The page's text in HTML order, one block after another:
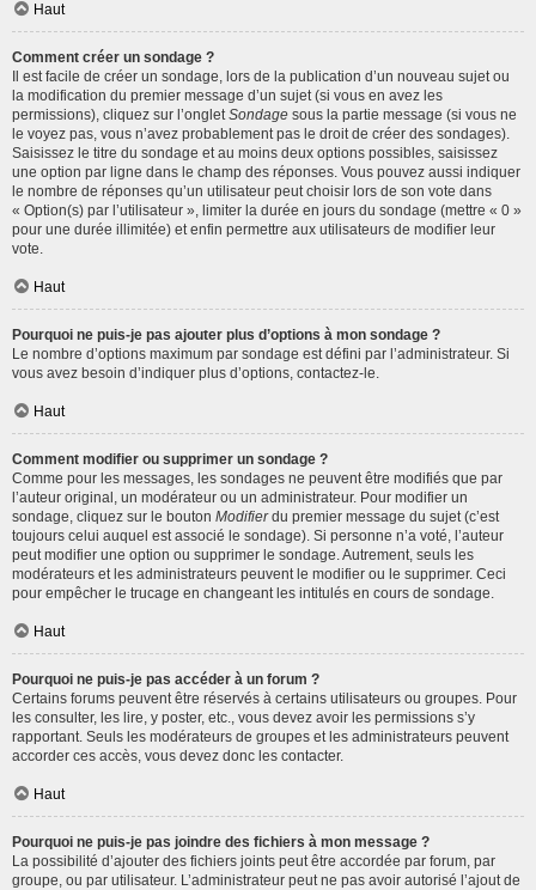
Haut
Comment créer un sondage ?
Il est facile de créer un sondage, lors de la publication d’un nouveau sujet ou
la modification du premier message d’un sujet (si vous en avez les
permissions), cliquez sur l’ongletSondage sous la partie message (si vous ne
le voyez pas, vous n’avez probablement pas le droit de créer des sondages).
Saisissez le titre du sondage et au moins deux options possibles, saisissez
une option par ligne dans le champ des réponses. Vous pouvez aussi indiquer
le nombre de réponses qu’un utilisateur peut choisir lors de son vote dans
« Option(s) par l’utilisateur », limiter la durée en jours du sondage (mettre « 0 »
pour une durée illimitée) et enfin permettre aux utilisateurs de modifier leur
vote.
Haut
Pourquoi ne puis-je pas ajouter plus d’options à mon sondage ?
Le nombre d’options maximum par sondage est défini par l’administrateur. Si
vous avez besoin d’indiquer plus d’options, contactez-le.
Haut
Comment modifier ou supprimer un sondage ?
Comme pour les messages, les sondages ne peuvent être modifiés que par
l’auteur original, un modérateur ou un administrateur. Pour modifier un
sondage, cliquez sur le bouton Modifierdu premier message du sujet (c’est
toujours celui auquel est associé le sondage). Si personne n’a voté, l’auteur
peut modifier une option ou supprimer le sondage. Autrement, seuls les
modérateurs et les administrateurs peuvent le modifier ou le supprimer. Ceci
pour empêcher le trucage en changeant les intitulés en cours de sondage.
Haut
Pourquoi ne puis-je pas accéder à un forum ?
Certains forums peuvent être réservés à certains utilisateurs ou groupes. Pour
les consulter, les lire, y poster, etc., vous devez avoir les permissions s’y
rapportant. Seuls les modérateurs de groupes et les administrateurs peuvent
accorder ces accès, vous devez donc les contacter.
Haut
Pourquoi ne puis-je pas joindre des fichiers à mon message ?
La possibilité d’ajouter des fichiers joints peut être accordée par forum, par
groupe, ou par utilisateur. L’administrateur peut ne pas avoir autorisé l’ajout de